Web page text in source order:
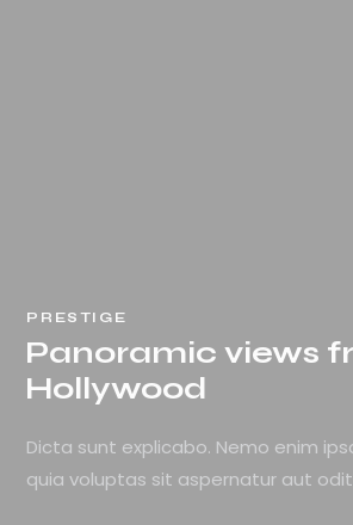
PRESTIGE
Panoramic views
Hollywood
Dicta sunt explicabo. Nemo enim
quia voluptas sit aspernatur aut